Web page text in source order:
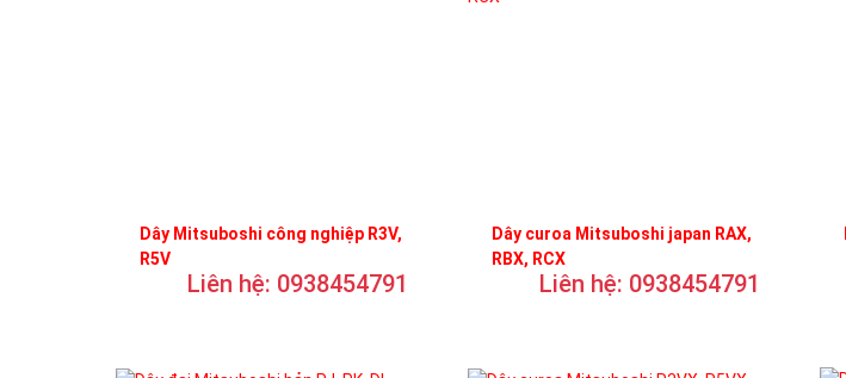
Dây Mitsuboshi công nghiệp R3V,
R5V
Liên hệ: 0938454791
Dây curoa Mitsuboshi japan RAX,
RBX, RCX
Liên hệ: 0938454791